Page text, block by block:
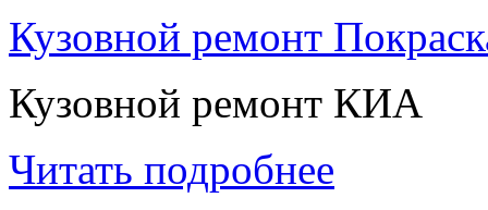
Кузовной ремонт
Кузовной ремонт КИА
Читать подробнее